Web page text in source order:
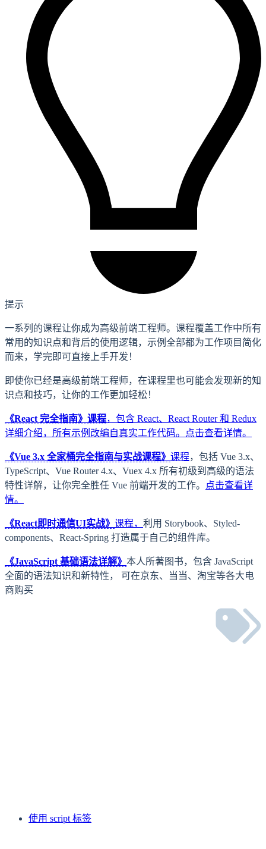
提示
一系列的课程让你成为高级前端工程师。课程覆盖工作中所有
常用的知识点和背后的使用逻辑，示例全部都为工作项目简化
而来，学完即可直接上手开发！
即使你已经是高级前端工程师，在课程里也可能会发现新的知
识点和技巧，让你的工作更加轻松！
《React 完全指南》课程，包含 React、React Router 和 Redux
详细介绍，所有示例改编自真实工作代码。
点击查看详情。
《Vue 3.x 全家桶完全指南与实战课程》 课程，包括 Vue 3.x、
TypeScript、Vue Router 4.x、Vuex 4.x 所有初级到高级的语法
特性详解，让你完全胜任 Vue 前端开发的工作。
点击查看详
情。
《React即时通信UI实战》 课程， 利用 Storybook、Styled-
components、React-Spring 打造属于自己的组件库。
《JavaScript 基础语法详解》 本人所著图书，包含 JavaScript
全面的语法知识和新特性， 可在京东、当当、淘宝等各大电
商购买
使用 script 标签